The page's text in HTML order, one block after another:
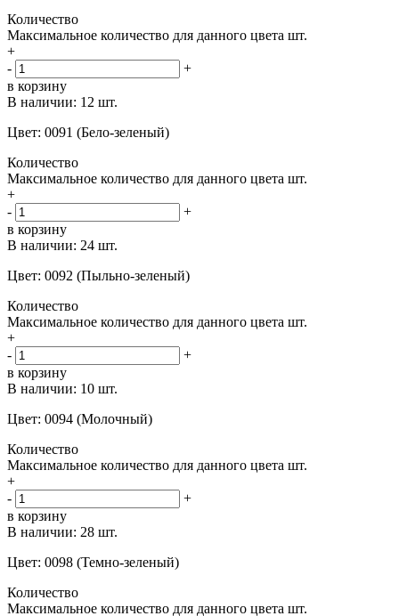
Количество
Максимальное количество для данного цвета шт.
+
-
+
в корзину
В наличии: 12 шт.
Цвет: 0091 (Бело-зеленый)
Количество
Максимальное количество для данного цвета шт.
+
-
+
в корзину
В наличии: 24 шт.
Цвет: 0092 (Пыльно-зеленый)
Количество
Максимальное количество для данного цвета шт.
+
-
+
в корзину
В наличии: 10 шт.
Цвет: 0094 (Молочный)
Количество
Максимальное количество для данного цвета шт.
+
-
+
в корзину
В наличии: 28 шт.
Цвет: 0098 (Темно-зеленый)
Количество
Максимальное количество для данного цвета шт.